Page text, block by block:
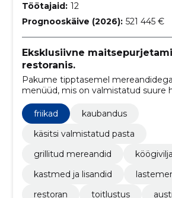
Töötajaid: 12
Prognooskäive (2026): 521 445 €
Eksklusiivne
restoranis.
Pakume tipptasemel
menüüd, mis on valmistatud suure
kvaliteetsetest toorainetest, et
meeldejäävaid maitseelamusi ja
söögikogemust.
friikad
kaubandus
käsitsi valmistatud pasta
grillitud mereandid
kastmed ja lisandid
restoran
toitlustus